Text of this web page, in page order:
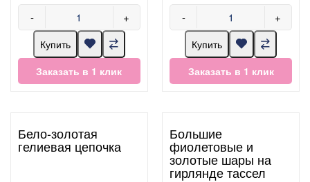
- +
Купить
Заказать в 1 клик
- +
Купить
Заказать в 1 клик
Бело-золотая
гелиевая цепочка
Большие
фиолетовые и
золотые шары на
гирлянде тассел